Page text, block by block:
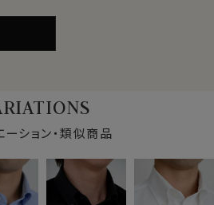
素肌に直接着ても、汗を吸って
な着心地が保たれ、快適に過
い思いをした経験がおありの
大活躍！
は夏場だけでなく、オールシ
ーション・類似商品